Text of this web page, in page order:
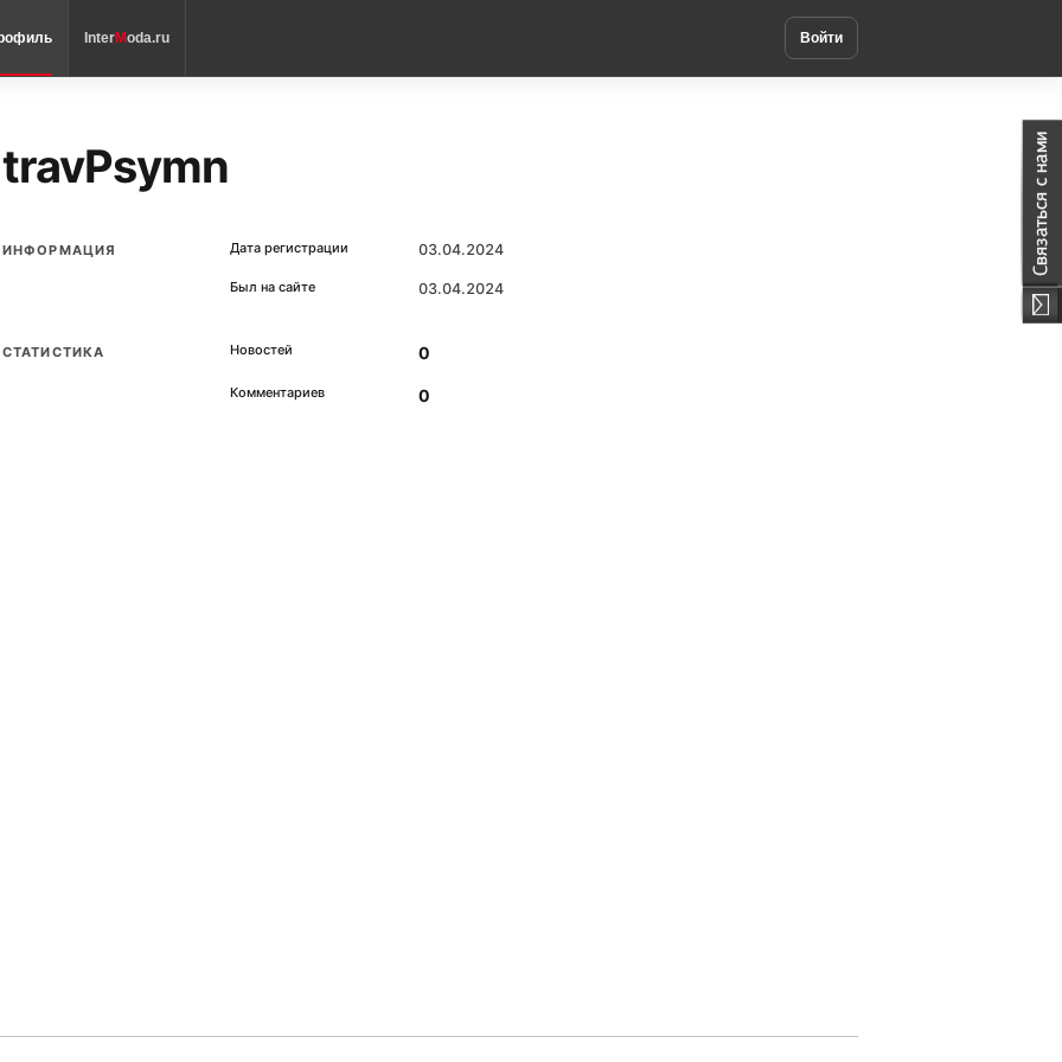
InterModa.ru Войти
travPsymn
ИНФОРМАЦИЯ Дата регистрации 03.04.2024
Был на сайте 03.04.2024
СТАТИСТИКА Новостей 0
Комментариев 0